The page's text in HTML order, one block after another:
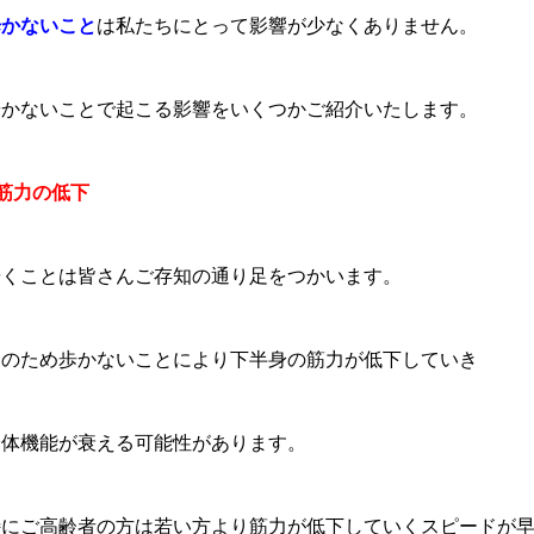
ないことは私たちにとって影響が少なくありません。
ないことで起こる影響をいくつかご紹介いたします。
力の低下
ことは皆さんご存知の通り足をつかいます。
ため歩かないことにより下半身の筋力が低下していき
機能が衰える可能性があります。
ご高齢者の方は若い方より筋力が低下していくスピードが早